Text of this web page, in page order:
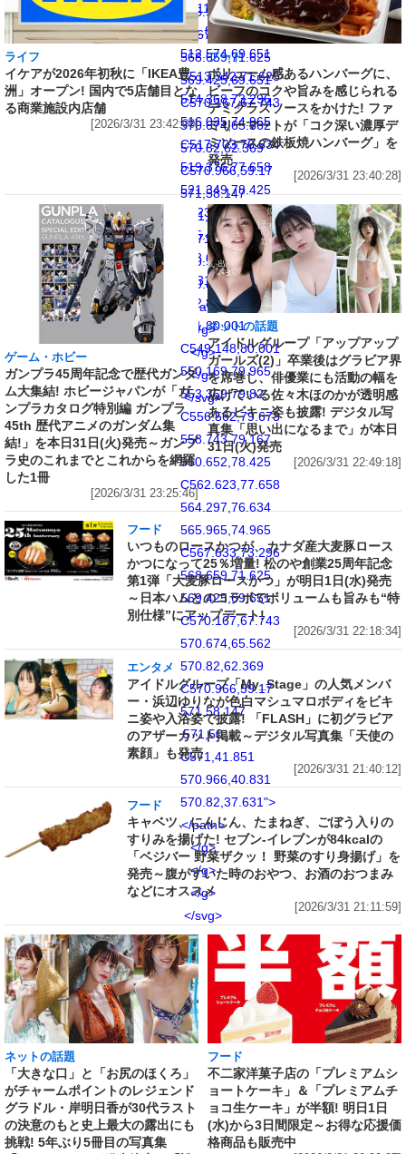
565.965,74.965
C567.633,73.296
568.659,71.625
569.425,69.651
C570.167,67.743
570.674,65.562
570.82,62.369
C570.966,59.17
571,58.147
571,50
C571,41.851
570.966,40.831
570.82,37.631">
</path>
</g>
</g>
</g>
</svg>
C511.326,65.562
511.834,67.743
512.574,69.651
C513.342,71.625
514.368,73.296
516.035,74.965
C517.703,76.634
519.376,77.658
521.349,78.425
C523.257,79.167
525.438,79.673
528.631,79.82
C531.831,79.965
532.853,80.001
541,80.001
C549.148,80.001
550.169,79.965
553.369,79.82
C556.562,79.673
558.743,79.167
560.652,78.425
C562.623,77.658
564.297,76.634
565.965,74.965
C567.633,73.296
568.659,71.625
569.425,69.651
C570.167,67.743
570.674,65.562
570.82,62.369
C570.966,59.17
571,58.147
571,50
C571,41.851
570.966,40.831
570.82,37.631">
</path>
</g>
</g>
</g>
</svg>
ライフ
イケアが2026年初秋に「IKEA豊
洲」オープン! 国内で5店舗目とな
る商業施設内店舗
[2026/3/31 23:42:00]
フード
ボリューム感あるハンバーグに、
ビーフのコクや旨みを感じられる
デミグラスソースをかけた! ファ
ミリーマートが「コク深い濃厚デ
ミソースの鉄板焼ハンバーグ」を
発売
[2026/3/31 23:40:28]
ゲーム・ホビー
ガンプラ45周年記念で歴代ガンダ
ム大集結! ホビージャパンが「ガ
ンプラカタログ特別編 ガンプラ
45th 歴代アニメのガンダム集
結!」を本日31日(火)発売～ガンプ
ラ史のこれまでとこれからを網羅
した1冊
[2026/3/31 23:25:46]
ネットの話題
アイドルグループ「アップアップ
ガールズ(2)」卒業後はグラビア界
を席巻し、俳優業にも活動の幅を
広げている佐々木ほのかが透明感
あるビキニ姿も披露! デジタル写
真集「思い出になるまで」が本日
31日(火)発売
[2026/3/31 22:49:18]
フード
いつものロースかつが、カナダ産大麦豚ロース
かつになって25％増量! 松のや創業25周年記念
第1弾「大麦豚ロースかつ」が明日1日(水)発売
～日本ハムとのコラボでボリュームも旨みも“特
別仕様”にアップデート!
[2026/3/31 22:18:34]
エンタメ
アイドルグループ「My_Stage」の人気メンバ
ー・浜辺ゆりなが色白マシュマロボディをビキ
ニ姿や入浴姿で披露! 「FLASH」に初グラビア
のアザーカット掲載～デジタル写真集「天使の
素顔」も発売
[2026/3/31 21:40:12]
フード
キャベツ、にんじん、たまねぎ、ごぼう入りの
すりみを揚げた! セブン‐イレブンが84kcalの
「ベジバー 野菜ザクッ！ 野菜のすり身揚げ」を
発売～腹がすいた時のおやつ、お酒のおつまみ
などにオススメ
[2026/3/31 21:11:59]
ネットの話題
「大きな口」と「お尻のほくろ」
がチャームポイントのレジェンド
グラドル・岸明日香が30代ラスト
の決意のもと史上最大の露出にも
挑戦! 5年ぶり5冊目の写真集
フード
不二家洋菓子店の「プレミアムシ
ョートケーキ」＆「プレミアムチ
ョコ生ケーキ」が半額! 明日1日
(水)から3日間限定～お得な応援価
格商品も販売中